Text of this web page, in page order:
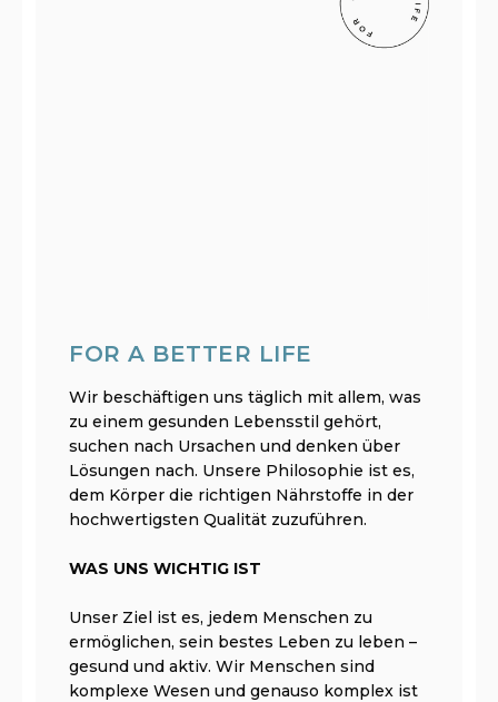
FOR A BETTER LIFE
Wir beschäftigen uns täglich mit allem, was
zu einem gesunden Lebensstil gehört,
suchen nach Ursachen und denken über
Lösungen nach. Unsere Philosophie ist es,
dem Körper die richtigen Nährstoffe in der
hochwertigsten Qualität zuzuführen.
WAS UNS WICHTIG IST
Unser Ziel ist es, jedem Menschen zu
ermöglichen, sein bestes Leben zu leben –
gesund und aktiv. Wir Menschen sind
komplexe Wesen und genauso komplex ist